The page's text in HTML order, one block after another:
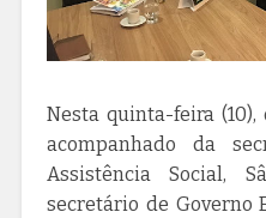
Nesta quinta-feira
acompanhado da
Assistência Social,
secretário de Governo